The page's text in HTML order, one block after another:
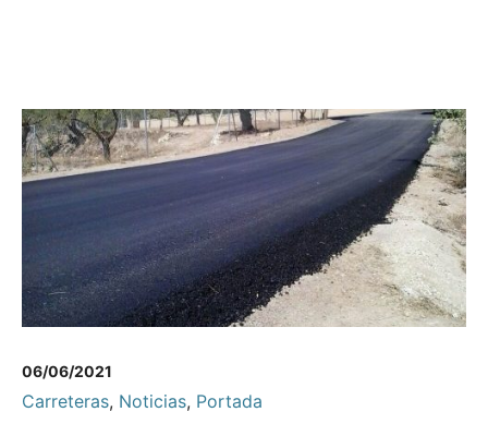
06/06/2021
Carreteras, Noticias, Portada